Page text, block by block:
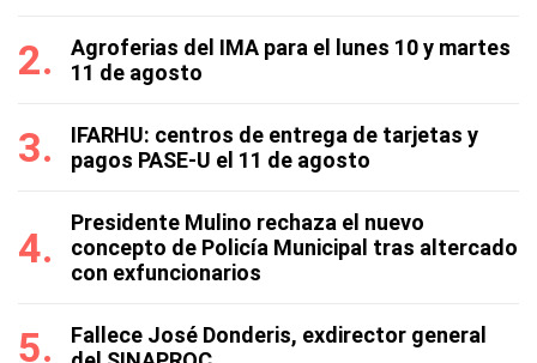
Agroferias del IMA para el lunes 10 y martes
11 de agosto
IFARHU: centros de entrega de tarjetas y
pagos PASE-U el 11 de agosto
Presidente Mulino rechaza el nuevo
concepto de Policía Municipal tras altercado
con exfuncionarios
Fallece José Donderis, exdirector general